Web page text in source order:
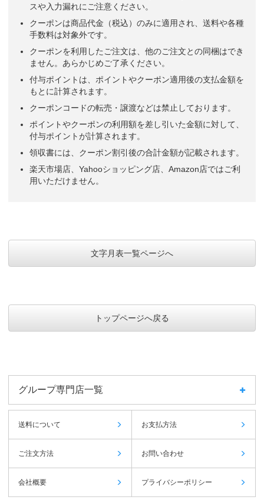
スや入力漏れにご注意ください。
クーポンは商品代金（税込）のみに適用され、送料や各種
手数料は対象外です。
クーポンを利用したご注文は、他のご注文との同梱はでき
ません。あらかじめご了承ください。
付与ポイントは、ポイントやクーポン適用後の支払金額を
もとに計算されます。
クーポンコードの転売・譲渡などは禁止しております。
ポイントやクーポンの利用額を差し引いた金額に対して、
付与ポイントが計算されます。
領収書には、クーポン割引後の合計金額が記載されます。
楽天市場店、Yahooショッピング店、Amazon店ではご利
用いただけません。
文字月表一覧ページへ
トップページへ戻る
グループ専門店一覧
送料について お支払方法
ご注文方法 お問い合わせ
会社概要 プライバシーポリシー